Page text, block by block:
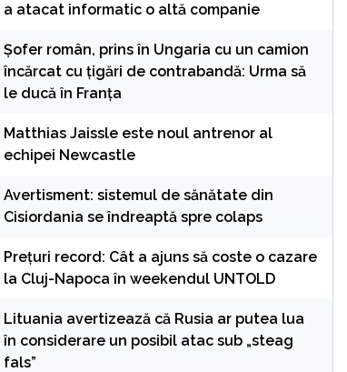
a atacat informatic o altă companie
Șofer român, prins în Ungaria cu un camion
încărcat cu țigări de contrabandă: Urma să
le ducă în Franța
Matthias Jaissle este noul antrenor al
echipei Newcastle
Avertisment: sistemul de sănătate din
Cisiordania se îndreaptă spre colaps
Preţuri record: Cât a ajuns să coste o cazare
la Cluj-Napoca în weekendul UNTOLD
Lituania avertizează că Rusia ar putea lua
în considerare un posibil atac sub „steag
fals”